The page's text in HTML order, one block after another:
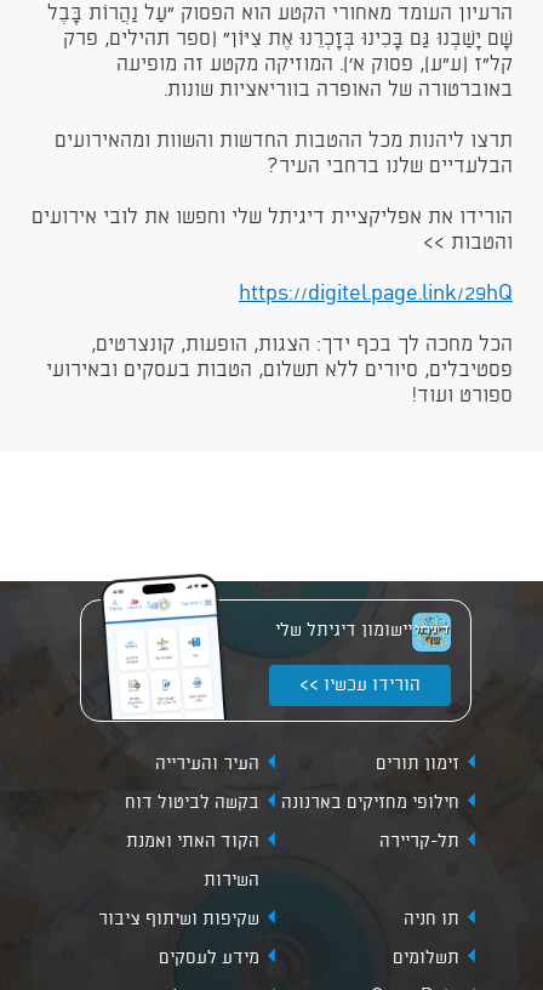
הרעיון העומד מאחורי הקטע הוא הפסוק ”עַל נַהֲרוֹת בָּבֶל
שָׁם יָשַׁבְנוּ גַּם בָּכִינוּ בְּזָכְרֵנוּ אֶת צִיּוֹן” (ספר תהילים, פרק
קל"ז (ע"ע), פסוק א'). המוזיקה מקטע זה מופיעה
באוברטורה של האופרה בווריאציות שונות.​
תרצו ליהנות מכל ההטבות החדשות והשוות ומהאירועים
הבלעדיים שלנו ברחבי העיר?
הורידו את אפליקציית דיגיתל שלי וחפשו את לובי אירועים
והטבות >>
https://digitel.page.link/29hQ​​
הכל מחכה לך בכף ידך: הצגות, הופעות, קונצרטים,
פסטיבלים, סיורים ללא תשלום, הטבות בעסקים ובאירועי
ספורט ועוד!
יישומון דיגיתל שלי
הורידו עכשיו >>
זימון תורים
העיר והעירייה
חילופי מחזיקים בארנונה
בקשה לביטול דוח
תל-קריירה
הקוד האתי ואמנת
השירות
תו חניה
שקיפות ושיתוף ציבור
תשלומים
מידע לעסקים